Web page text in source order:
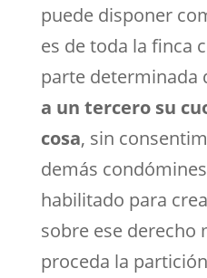
puede disponer
es de toda la finca
parte determinada
a un tercero su
cosa, sin
demás
habilitado para
sobre ese derecho
proceda la